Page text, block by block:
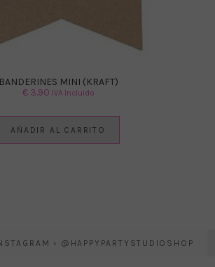
BANDERINES MINI (KRAFT)
€3.90 IVA Incluido
AÑADIR AL CARRITO
› @HAPPYPARTYSTUDIOSHOP